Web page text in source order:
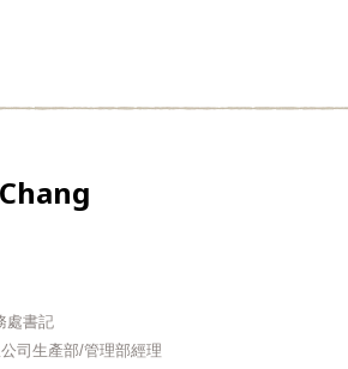
處書記
司生產部/管理部經理